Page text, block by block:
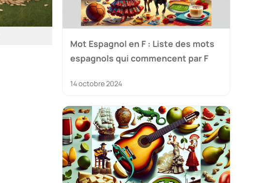
Mot Espagnol en F : Liste des mots
espagnols qui commencent par F
14 octobre 2024